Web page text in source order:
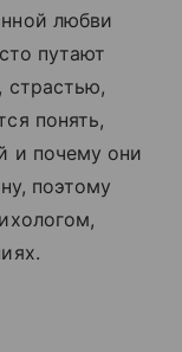
любви
путают
страстью,
понять,
и почему они
поэтому